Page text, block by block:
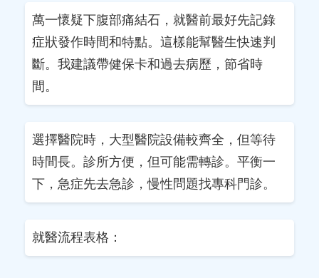
萬一懷疑下腹部痛結石，就醫前最好先記錄
症狀發作時間和特點。這樣能幫醫生快速判
斷。我建議帶健保卡和過去病歷，節省時
間。
選擇醫院時，大型醫院設備較齊全，但等待
時間長。診所方便，但可能需轉診。平衡一
下，急症先去急診，慢性問題找專科門診。
就醫流程表格：